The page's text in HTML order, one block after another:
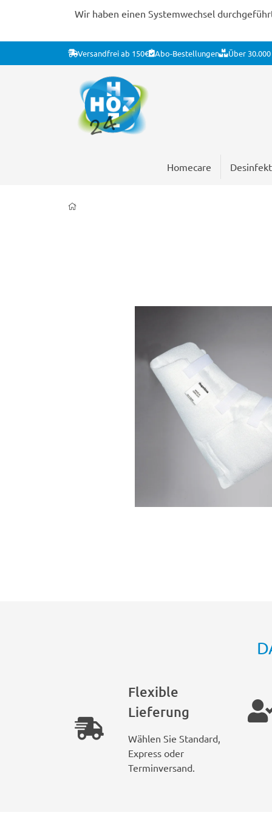
Wir haben einen Systemwechsel
Versandfrei ab 150€ Abo-Bestellungen Über
Homecare
Flexible
Lieferung
Wählen Sie Standard,
Express oder
Terminversand.